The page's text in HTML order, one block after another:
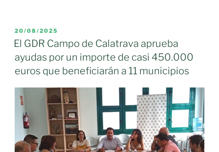
trabajan
ya
los
SEPAP,
servicios
de
promoción
de
PUBLICADO
EL
20/08/2025
El GDR Campo de Calatrava aprueba
ayudas por un importe de casi 450.000
euros que beneficiarán a 11 municipios